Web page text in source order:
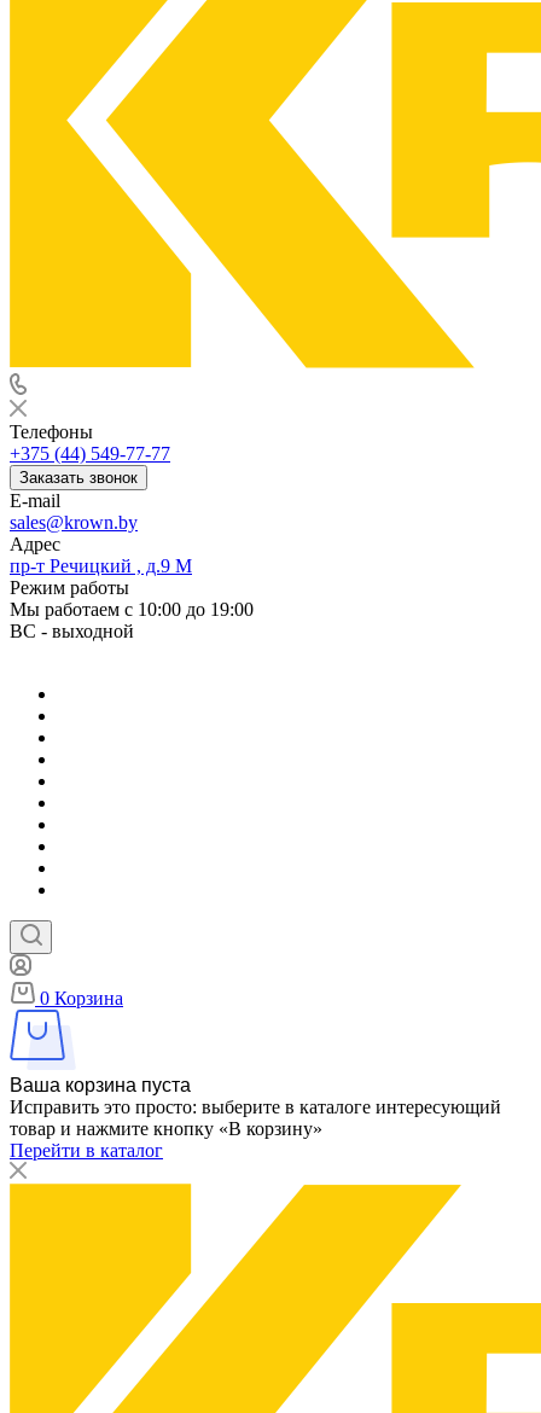
Телефоны
+375 (44) 549-77-77
Заказать звонок
E-mail
sales@krown.by
Адрес
пр-т Речицкий , д.9 М
Режим работы
Мы работаем с 10:00 до 19:00
ВС - выходной
0 Корзина
Ваша корзина пуста
Исправить это просто: выберите в каталоге интересующий
товар и нажмите кнопку «В корзину»
Перейти в каталог